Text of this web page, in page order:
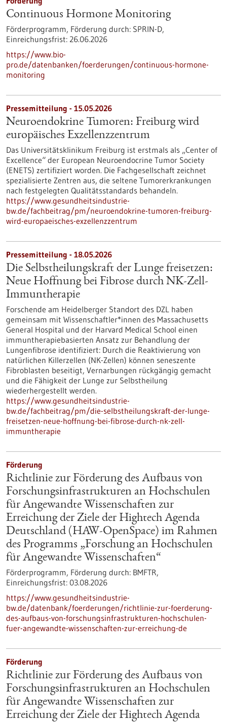
Continuous Hormone Monitoring
Förderprogramm, Förderung durch: SPRIN-D,
Einreichungsfrist: 26.06.2026
https://www.bio-
pro.de/datenbanken/foerderungen/continuous-hormone-
monitoring
Pressemitteilung - 15.05.2026
Neuroendokrine Tumoren: Freiburg wird
europäisches Exzellenzzentrum
Das Universitätsklinikum Freiburg ist erstmals als „Center of
Excellence“ der European Neuroendocrine Tumor Society
(ENETS) zertifiziert worden. Die Fachgesellschaft zeichnet
spezialisierte Zentren aus, die seltene Tumorerkrankungen
nach festgelegten Qualitätsstandards behandeln.
https://www.gesundheitsindustrie-
bw.de/fachbeitrag/pm/neuroendokrine-tumoren-freiburg-
wird-europaeisches-exzellenzzentrum
Pressemitteilung - 18.05.2026
Die Selbstheilungskraft der Lunge freisetzen:
Neue Hoffnung bei Fibrose durch NK-Zell-
Immuntherapie
Forschende am Heidelberger Standort des DZL haben
gemeinsam mit Wissenschaftler*innen des Massachusetts
General Hospital und der Harvard Medical School einen
immuntherapiebasierten Ansatz zur Behandlung der
Lungenfibrose identifiziert: Durch die Reaktivierung von
natürlichen Killerzellen (NK-Zellen) können seneszente
Fibroblasten beseitigt, Vernarbungen rückgängig gemacht
und die Fähigkeit der Lunge zur Selbstheilung
wiederhergestellt werden.
https://www.gesundheitsindustrie-
bw.de/fachbeitrag/pm/die-selbstheilungskraft-der-lunge-
freisetzen-neue-hoffnung-bei-fibrose-durch-nk-zell-
immuntherapie
Förderung
Richtlinie zur Förderung des Aufbaus von
Forschungsinfrastrukturen an Hochschulen
für Angewandte Wissenschaften zur
Erreichung der Ziele der Hightech Agenda
Deutschland (HAW-OpenSpace) im Rahmen
des Programms „Forschung an Hochschulen
für Angewandte Wissenschaften“
Förderprogramm, Förderung durch: BMFTR,
Einreichungsfrist: 03.08.2026
https://www.gesundheitsindustrie-
bw.de/datenbank/foerderungen/richtlinie-zur-foerderung-
des-aufbaus-von-forschungsinfrastrukturen-hochschulen-
fuer-angewandte-wissenschaften-zur-erreichung-de
Förderung
Richtlinie zur Förderung des Aufbaus von
Forschungsinfrastrukturen an Hochschulen
für Angewandte Wissenschaften zur
Erreichung der Ziele der Hightech Agenda